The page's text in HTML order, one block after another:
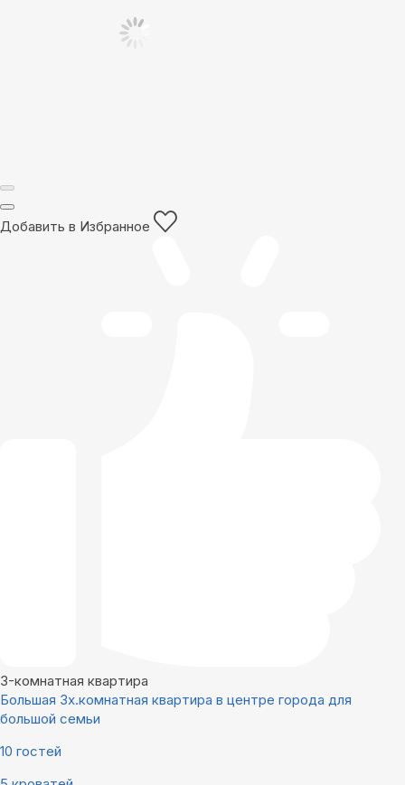
Добавить в Избранное
3-комнатная квартира
Большая 3х.комнатная квартира в центре города для
большой семьи
10 гостей